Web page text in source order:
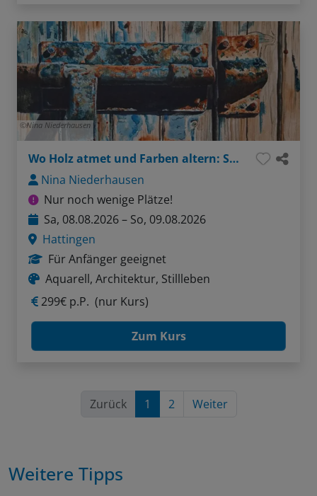
Nina Niederhausen
Wo Holz atmet und Farben altern: Strukturen im Aquarell
Nina Niederhausen
Nur noch wenige Plätze!
Sa, 08.08.2026 – So, 09.08.2026
Hattingen
Für Anfänger geeignet
Aquarell, Architektur, Stillleben
299€ p.P. (nur Kurs)
Zum Kurs
Zurück 1 2 Weiter
Weitere Tipps